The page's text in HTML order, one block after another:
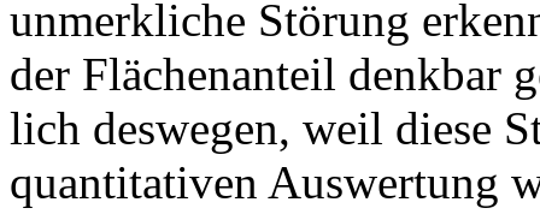
unmerkliche Störung
der Flächenanteil denkbar
lich deswegen, weil diese
quantitativen Auswertung